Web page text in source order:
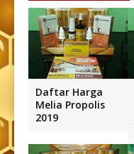
Daftar Harga
Melia Propolis
2019